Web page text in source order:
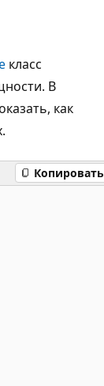
класс
В
как
Копировать